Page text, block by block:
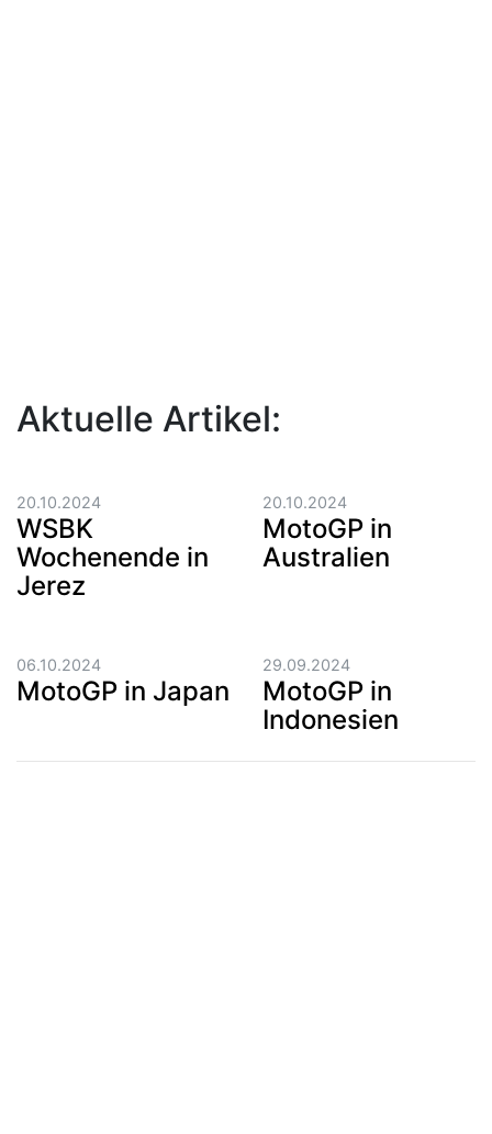
Aktuelle Artikel:
20.10.2024
WSBK
Wochenende in
Jerez
20.10.2024
MotoGP in
Australien
06.10.2024
MotoGP in Japan
29.09.2024
MotoGP in
Indonesien